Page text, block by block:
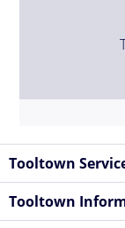
Tooltown
Tooltown